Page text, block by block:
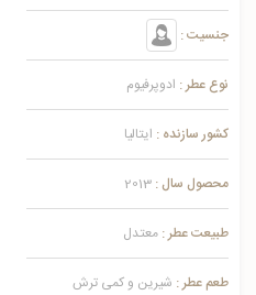
جنسیت :
نوع عطر : ادوپرفیوم
کشور سازنده : ایتالیا
محصول سال : 2013
طبیعت عطر : معتدل
طعم عطر : شیرین و کمی ترش